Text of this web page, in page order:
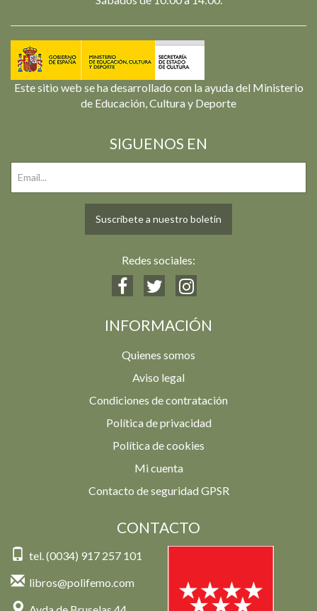
Este sitio web se ha desarrollado con la ayuda del Ministerio
de Educación, Cultura y Deporte
SIGUENOS EN
Suscríbete a nuestro boletín
Redes sociales:
INFORMACIÓN
Quienes somos
Aviso legal
Condiciones de contratación
Política de privacidad
Política de cookies
Mi cuenta
Contacto de seguridad GPSR
CONTACTO
tel. (0034) 917 257 101
libros@polifemo.com